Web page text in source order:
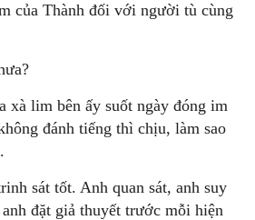
của Thành đối với người tù cùng
xà lim bên ấy suốt ngày đóng im
đánh tiếng thì chịu, làm sao
sát tốt. Anh quan sát, anh suy
đặt giả thuyết trước mỗi hiện